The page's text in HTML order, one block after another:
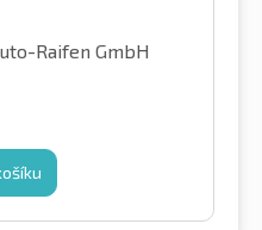
Raifen GmbH